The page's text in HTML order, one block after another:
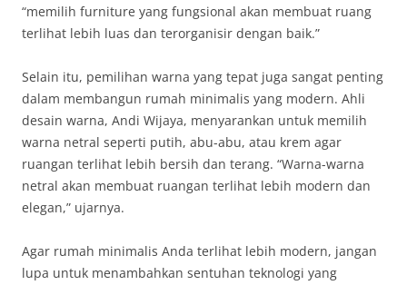
“memilih furniture yang fungsional akan membuat ruang
terlihat lebih luas dan terorganisir dengan baik.”
Selain itu, pemilihan warna yang tepat juga sangat penting
dalam membangun rumah minimalis yang modern. Ahli
desain warna, Andi Wijaya, menyarankan untuk memilih
warna netral seperti putih, abu-abu, atau krem agar
ruangan terlihat lebih bersih dan terang. “Warna-warna
netral akan membuat ruangan terlihat lebih modern dan
elegan,” ujarnya.
Agar rumah minimalis Anda terlihat lebih modern, jangan
lupa untuk menambahkan sentuhan teknologi yang